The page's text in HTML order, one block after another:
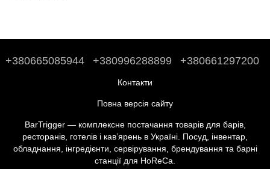
+380665085944 +380996288899 +380661297200
Контакти
Повна версія сайту
BarTrigger — комплексне постачання товарів для барів,
ресторанів, готелів і кав’ярень в Україні. Посуд, інвентар,
обладнання, інгредієнти, сервірування, брендування та барні
станції для HoReCa.